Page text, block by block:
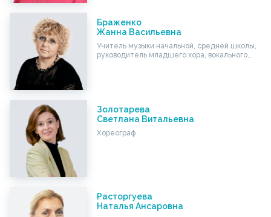
Браженко
Жанна Васильевна
Учитель музыки начальной, средней школы,
руководитель младшего хора, вокального…
Золотарева
Светлана Витальевна
Хореограф
Расторгуева
Наталья Ансаровна